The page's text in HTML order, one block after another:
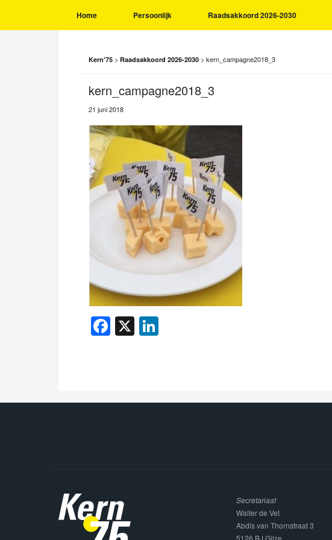
Home Persoonlijk Raadsakkoord 2026-2030
Kern'75 > Raadsakkoord 2026-2030 > kern_campagne2018_3
kern_campagne2018_3
21 juni 2018
Facebook
X
Secretariaat
Walter de Vet
Abdis van Thornstraat 3
5126 BJ Gilze